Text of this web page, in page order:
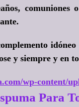
y siempre y en
wp-content/
Para